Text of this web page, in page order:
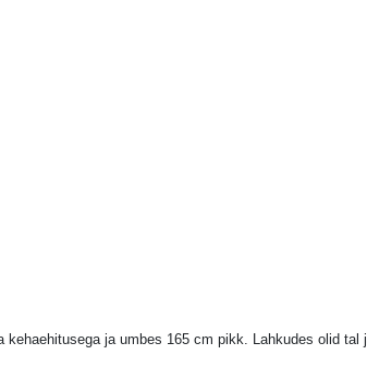
kehaehitusega ja umbes 165 cm pikk. Lahkudes olid